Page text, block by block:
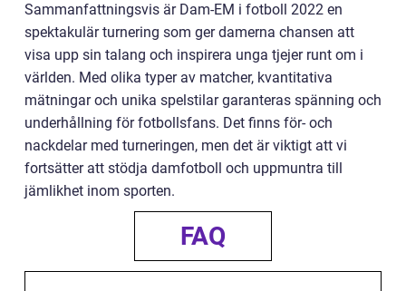
Sammanfattningsvis är Dam-EM i fotboll 2022 en
spektakulär turnering som ger damerna chansen att
visa upp sin talang och inspirera unga tjejer runt om i
världen. Med olika typer av matcher, kvantitativa
mätningar och unika spelstilar garanteras spänning och
underhållning för fotbollsfans. Det finns för- och
nackdelar med turneringen, men det är viktigt att vi
fortsätter att stödja damfotboll och uppmuntra till
jämlikhet inom sporten.
FAQ